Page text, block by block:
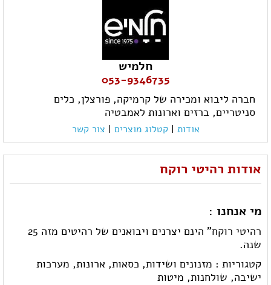
חלמיש
053-9346735
חברה ליבוא ומכירה של קרמיקה, פורצלן, כלים
סניטריים, ברזים וארונות לאמבטיה
אודות | קטלוג מוצרים | צור קשר
אודות רהיטי רוקח
מי אנחנו :
רהיטי רוקח" הינם יצרנים ויבואנים של רהיטים מזה 25
שנה.
קטגוריות : מזנונים ושידות, כסאות, ארונות, מערכות
ישיבה, שולחנות, מיטות